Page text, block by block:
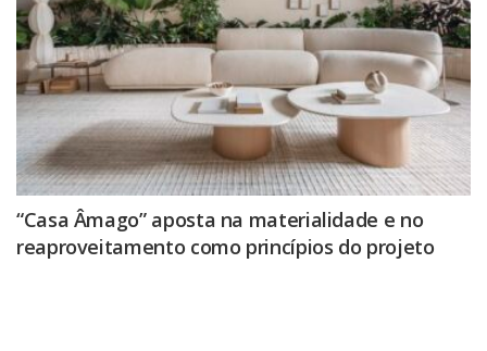
“Casa Âmago” aposta na materialidade e no
reaproveitamento como princípios do projeto